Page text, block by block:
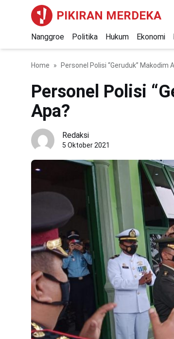
PIKIRAN MERDEKA
Nanggroe Politika Hukum Ekonomi
Home Personel Polisi “Geruduk” Makodim
Personel Polisi
Apa?
Redaksi
5 Oktober 2021